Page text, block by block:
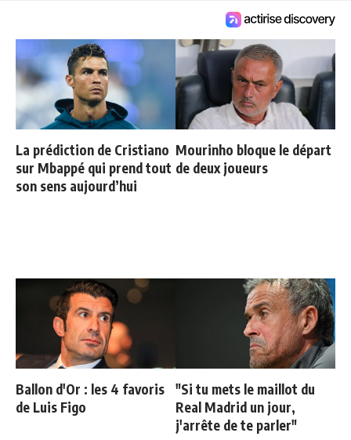
La prédiction de Cristiano
sur Mbappé qui prend tout
son sens aujourd’hui
Mourinho bloque le départ
de deux joueurs
Ballon d'Or : les 4 favoris
de Luis Figo
"Si tu mets le maillot du
Real Madrid un jour,
j'arrête de te parler"